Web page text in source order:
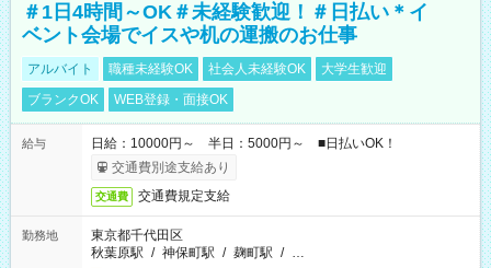
＃1日4時間～OK＃未経験歓迎！＃日払い＊イ
ベント会場でイスや机の運搬のお仕事
アルバイト 職種未経験OK 社会人未経験OK
大学生歓迎
ブランクOK
WEB登録・面接OK
給与
日給：10000円～ 半日：5000円～ ■日払いOK！
交通費別途支給あり
交通費 交通費規定支給
勤務地
東京都千代田区
秋葉原駅 / 神保町駅 / 麹町駅 / …